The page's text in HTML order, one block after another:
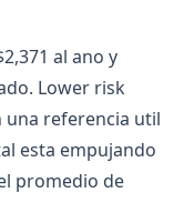
al ano y
Lower risk
una referencia util
esta empujando
promedio de